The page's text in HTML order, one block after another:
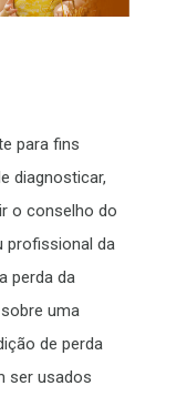
para fins
diagnosticar,
o conselho do
profissional da
perda da
uma
de perda
ser usados